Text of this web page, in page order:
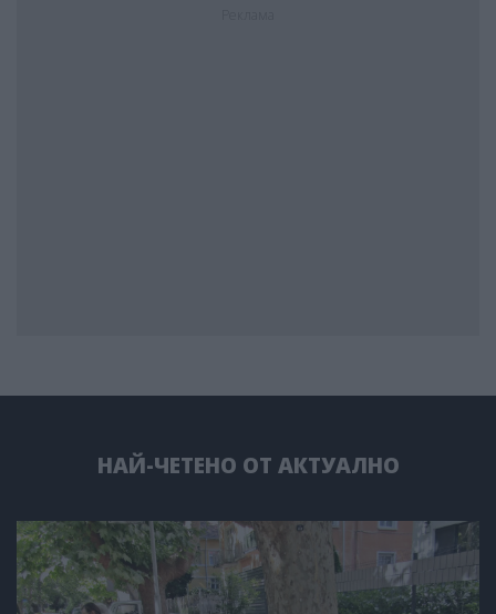
НАЙ-ЧЕТЕНО ОТ АКТУАЛНО